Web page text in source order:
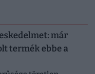
már
termék ebbe a